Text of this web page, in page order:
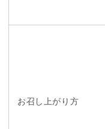
お召し上がり方